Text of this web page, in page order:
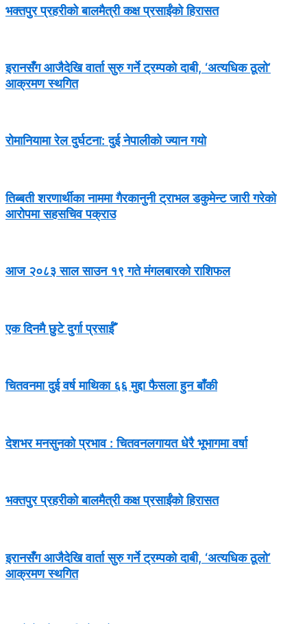
भक्तपुर प्रहरीको बालमैत्री कक्ष प्रसाईंको हिरासत
इरानसँग आजैदेखि वार्ता सुरु गर्ने ट्रम्पको दाबी, ‘अत्यधिक ठूलो’
आक्रमण स्थगित
रोमानियामा रेल दुर्घटना: दुई नेपालीको ज्यान गयो
तिब्बती शरणार्थीका नाममा गैरकानुनी ट्राभल डकुमेन्ट जारी गरेको
आरोपमा सहसचिव पक्राउ
आज २०८३ साल साउन १९ गते मंगलबारको राशिफल
एक दिनमै छुटे दुर्गा प्रसाईँ
चितवनमा दुई वर्ष माथिका ६६ मुद्दा फैसला हुन बाँकी
देशभर मनसुनको प्रभाव : चितवनलगायत धेरै भूभागमा वर्षा
भक्तपुर प्रहरीको बालमैत्री कक्ष प्रसाईंको हिरासत
इरानसँग आजैदेखि वार्ता सुरु गर्ने ट्रम्पको दाबी, ‘अत्यधिक ठूलो’
आक्रमण स्थगित